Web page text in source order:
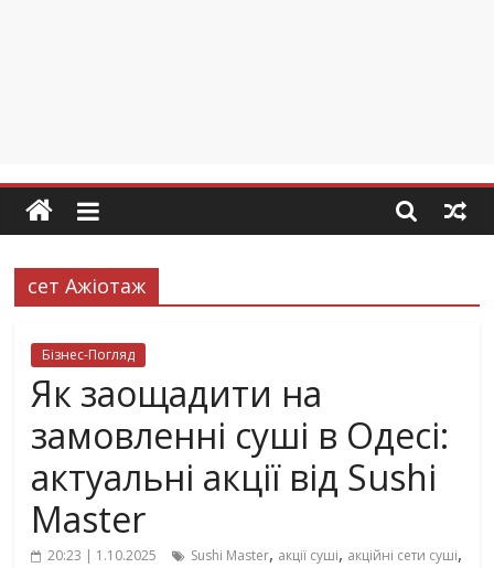
сет Ажіотаж
Бізнес-Погляд
Як заощадити на
замовленні суші в Одесі:
актуальні акції від Sushi
Master
20:23 | 1.10.2025 Sushi Master, акції суші, акційні сети суші,